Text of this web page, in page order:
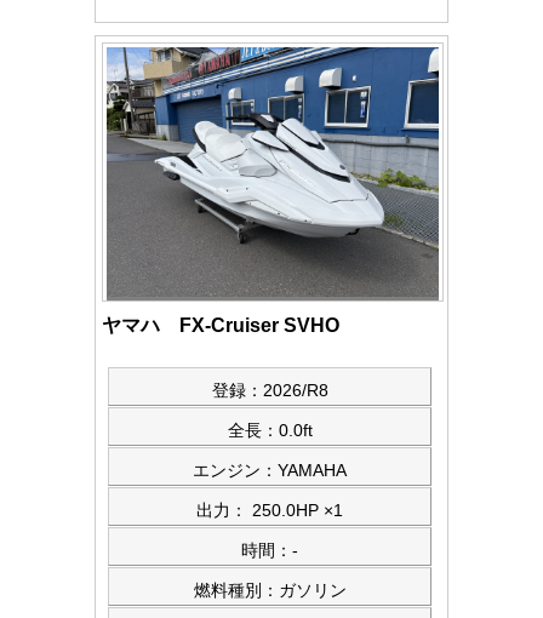
ヤマハ FX-Cruiser SVHO
登録：2026/R8
全長：0.0ft
エンジン：YAMAHA
出力： 250.0HP ×1
時間：-
燃料種別：ガソリン